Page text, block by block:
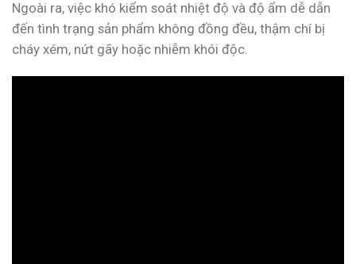
Ngoài ra, việc khó kiểm soát nhiệt độ và độ ẩm dễ dẫn
đến tình trạng sản phẩm không đồng đều, thậm chí bị
cháy xém, nứt gãy hoặc nhiễm khói độc.